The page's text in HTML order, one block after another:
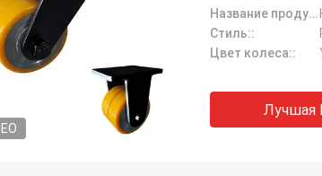
Название продукта:
Стиль::
Цвет колеса::
Лучшая